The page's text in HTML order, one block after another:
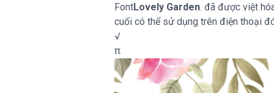
FontLovely Garden. đã được việt
cuối có thể sử dụng trên điện thoại
√
π